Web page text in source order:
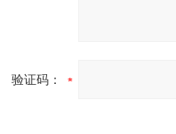
验证码：